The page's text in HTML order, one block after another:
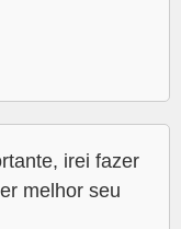
irei fazer
melhor seu